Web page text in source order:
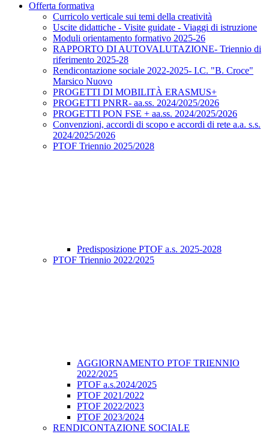
Offerta formativa
Curricolo verticale sui temi della creatività
Uscite didattiche - Visite guidate - Viaggi di istruzione
Moduli orientamento formativo 2025-26
RAPPORTO DI AUTOVALUTAZIONE- Triennio di
riferimento 2025-28
Rendicontazione sociale 2022-2025- I.C. "B. Croce"
Marsico Nuovo
PROGETTI DI MOBILITÀ ERASMUS+
PROGETTI PNRR- aa.ss. 2024/2025/2026
PROGETTI PON FSE + aa.ss. 2024/2025/2026
Convenzioni, accordi di scopo e accordi di rete a.a. s.s.
2024/2025/2026
PTOF Triennio 2025/2028
Predisposizione PTOF a.s. 2025-2028
PTOF Triennio 2022/2025
AGGIORNAMENTO PTOF TRIENNIO
2022/2025
PTOF a.s.2024/2025
PTOF 2021/2022
PTOF 2022/2023
PTOF 2023/2024
RENDICONTAZIONE SOCIALE